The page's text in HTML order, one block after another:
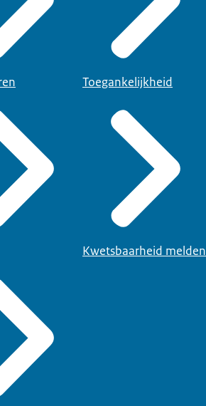
Toegankelijkheid
Kwetsbaarheid melden